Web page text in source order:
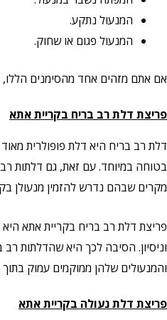
המנעול נתקע.
המנעול פגום או שחוק.
אם אתם מזהים אחד מהסימנים הללו,
פריצת דלת רב בריח בקריית אתא
דלת רב בריח היא דלת פופולרית
בטוחה במיוחד. עם זאת, גם דלתות רב
מקרים שבהם נדרש להזמין מנעולן
פריצת דלת רב בריח בקריית אתא
וניסיון. הסיבה לכך היא שהדלתות
והמנעולים שלהן ממוקמים עמוק
פריצת דלת נעולה בקריית אתא